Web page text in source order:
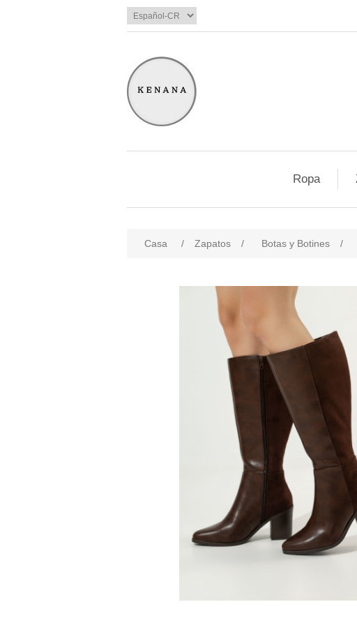
Ropa
Casa / Zapatos / Botas y Botines /